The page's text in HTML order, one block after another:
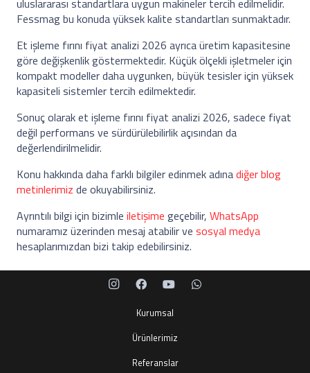
uluslararası standartlara uygun makineler tercih edilmelidir.
Fessmag bu konuda yüksek kalite standartları sunmaktadır.
Et işleme fırını fiyat analizi 2026 ayrıca üretim kapasitesine
göre değişkenlik göstermektedir. Küçük ölçekli işletmeler için
kompakt modeller daha uygunken, büyük tesisler için yüksek
kapasiteli sistemler tercih edilmektedir.
Sonuç olarak et işleme fırını fiyat analizi 2026, sadece fiyat
değil performans ve sürdürülebilirlik açısından da
değerlendirilmelidir.
Konu hakkında daha farklı bilgiler edinmek adınadiğer blog
metinlerimiz de okuyabilirsiniz.
Ayrıntılı bilgi için bizimle iletişime geçebilir, WhatsApp
numaramız üzerinden mesaj atabilir ve sosyal medya
hesaplarımızdan bizi takip edebilirsiniz.
Kurumsal
Ürünlerimiz
Referanslar